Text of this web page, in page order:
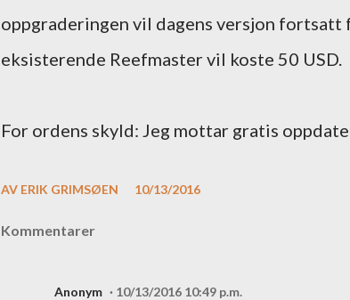
oppgraderingen vil dagens versjon fortsatt
eksisterende Reefmaster vil koste 50 USD.
For ordens skyld: Jeg mottar gratis
AV ERIK GRIMSØEN 10/13/2016
Kommentarer
Anonym 10/13/2016 10:49 p.m.